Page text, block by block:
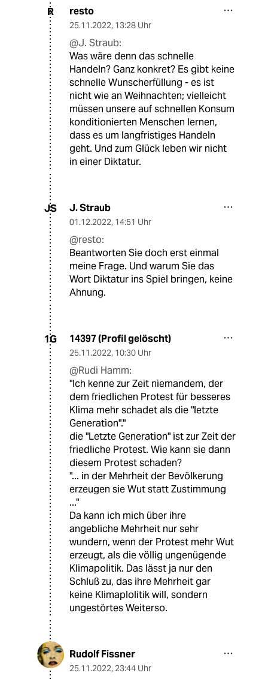
R resto
25.11.2022, 13:28 Uhr
@J. Straub:
Was wäre denn das schnelle
Handeln? Ganz konkret? Es gibt keine
schnelle Wunscherfüllung - es ist
nicht wie an Weihnachten; vielleicht
müssen unsere auf schnellen Konsum
konditionierten Menschen lernen,
dass es um langfristiges Handeln
geht. Und zum Glück leben wir nicht
in einer Diktatur.
JS J. Straub
01.12.2022, 14:51 Uhr
@resto:
Beantworten Sie doch erst einmal
meine Frage. Und warum Sie das
Wort Diktatur ins Spiel bringen, keine
Ahnung.
1G 14397 (Profil gelöscht)
25.11.2022, 10:30 Uhr
@Rudi Hamm:
"Ich kenne zur Zeit niemandem, der
dem friedlichen Protest für besseres
Klima mehr schadet als die "letzte
Generation"."
die "Letzte Generation" ist zur Zeit der
friedliche Protest. Wie kann sie dann
diesem Protest schaden?
"... in der Mehrheit der Bevölkerung
erzeugen sie Wut statt Zustimmung
..."
Da kann ich mich über ihre
angebliche Mehrheit nur sehr
wundern, wenn der Protest mehr Wut
erzeugt, als die völlig ungenügende
Klimapolitik. Das lässt ja nur den
Schluß zu, das ihre Mehrheit gar
keine Klimaplolitik will, sondern
ungestörtes Weiterso.
Rudolf Fissner
25.11.2022, 23:44 Uhr